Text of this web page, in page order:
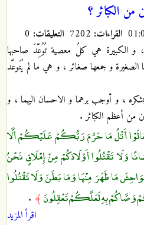
من الكبائر ؟
القراءات: التعليقات:
، و الكبيرة هي كلُ معصية تُوُعِّدَ صاحبها
الصغيرة و جمعها صغائر ، و هي ما لم يُتَوعَّد
، و أوجب برهما و الاحسان اليهما ، و
من أعظم الكبائر .
أَتْلُ مَا حَرَّمَ رَبُّكُمْ عَلَيْكُمْ أَلَّا
وَلَا تَقْتُلُوا أَوْلَادَكُمْ مِنْ إِمْلَاقٍ نَحْنُ
مَا ظَهَرَ مِنْهَا وَمَا بَطَنَ وَلَا تَقْتُلُوا
وَصَّاكُمْ بِهِ لَعَلَّكُمْ تَعْقِلُونَ ﴾ .
اقرأ المزيد